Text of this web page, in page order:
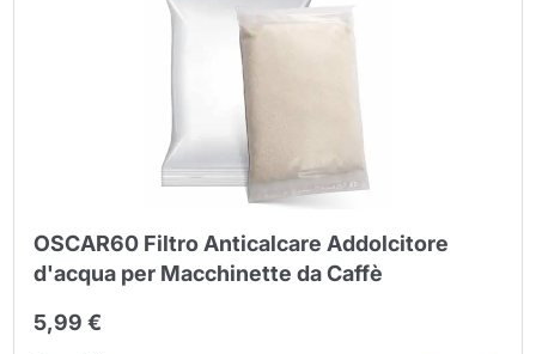
OSCAR60 Filtro Anticalcare Addolcitore
d'acqua per Macchinette da Caffè
5,99 €